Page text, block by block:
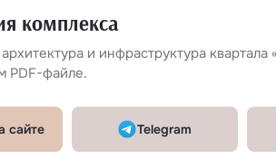
комплекса
и инфраструктура квартала
PDF-файле.
сайте Telegram